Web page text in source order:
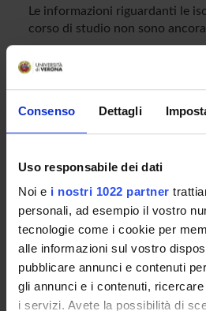
Consenso Dettagli
Uso responsabile dei dati
Noi e i nostri 1022 partner
personali, ad esempio il vostro
tecnologie come i cookie per
alle informazioni sul vostro
pubblicare annunci e contenuti
gli annunci e i contenuti,
i servizi. Avete la possibilità di
Le informazioni riguardanti le
corso di studio non sono
Presentazione
Calendario didattico
Orario lezioni
Piani didattici
Calendario esami
Bacheca avvisi
Proposte tesi e stage
Organi collegiali e di governo